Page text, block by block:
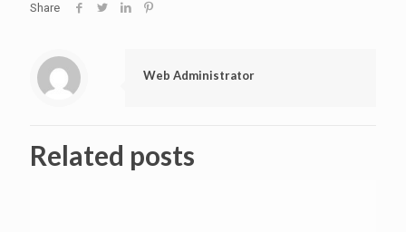
Share
Web Administrator
Related posts